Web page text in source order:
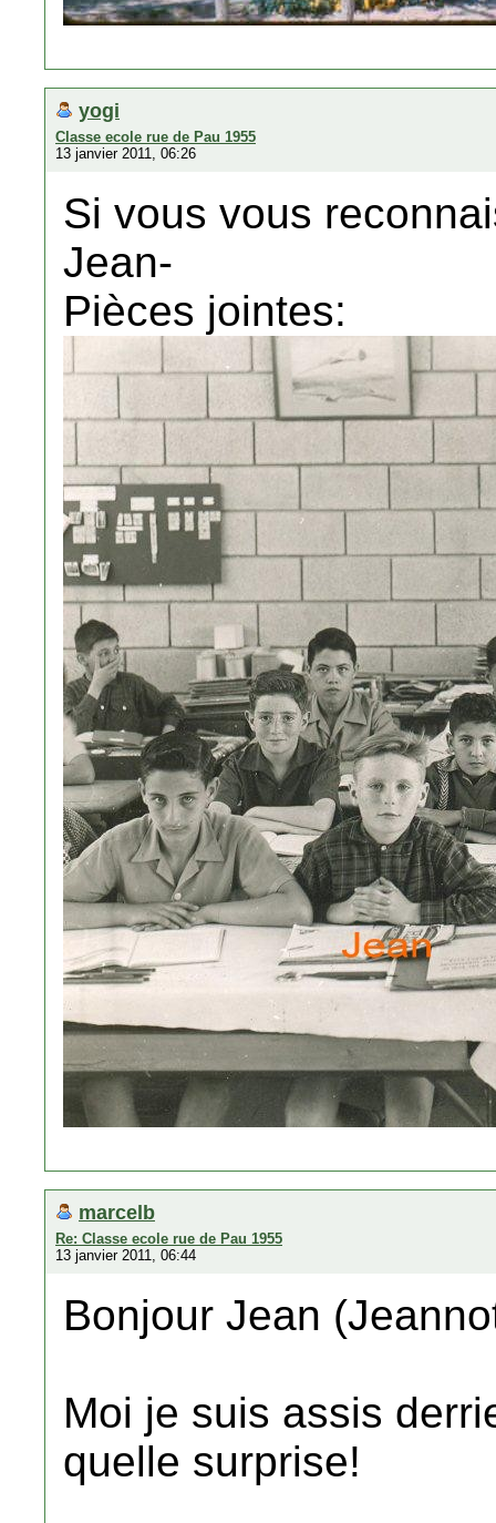
yogi
Classe ecole rue de Pau 1955
13 janvier 2011, 06:26
Si vous vous
Jean-
Pièces jointes:
marcelb
Re: Classe ecole rue de Pau 1955
13 janvier 2011, 06:44
Bonjour Jean
Moi je suis assis
quelle surprise!